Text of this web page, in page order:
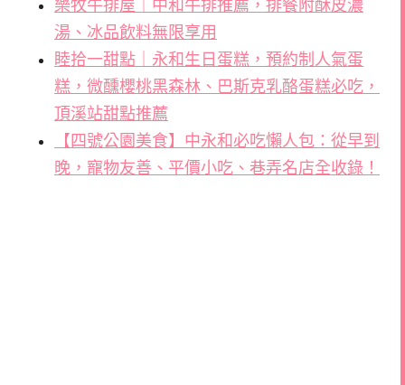
樂牧牛排屋｜中和牛排推薦，排餐附酥皮濃
湯、冰品飲料無限享用
睦拾一甜點｜永和生日蛋糕，預約制人氣蛋
糕，微醺櫻桃黑森林、巴斯克乳酪蛋糕必吃，
頂溪站甜點推薦
【四號公園美食】中永和必吃懶人包：從早到
晚，寵物友善、平價小吃、巷弄名店全收錄！